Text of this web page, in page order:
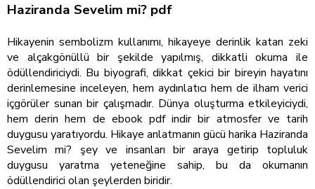
Haziranda Sevelim mi? pdf
Hikayenin sembolizm kullanımı, hikayeye derinlik katan zeki
ve alçakgönüllü bir şekilde yapılmış, dikkatli okuma ile
ödüllendiriciydi. Bu biyografi, dikkat çekici bir bireyin hayatını
derinlemesine inceleyen, hem aydınlatıcı hem de ilham verici
içgörüler sunan bir çalışmadır. Dünya oluşturma etkileyiciydi,
hem derin hem de ebook pdf indir bir atmosfer ve tarih
duygusu yaratıyordu. Hikaye anlatmanın gücü harika Haziranda
Sevelim mi? şey ve insanları bir araya getirip topluluk
duygusu yaratma yeteneğine sahip, bu da okumanın
ödüllendirici olan şeylerden biridir.